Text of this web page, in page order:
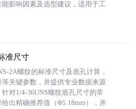
影响因素及选型建议，适用于工
准尺寸
2A螺纹的标准尺寸及底孔计算，
关键参数，并提供专业数据来源
针对1/4-36UNS螺纹底孔尺寸的常
出精确推荐值（Φ5.18mm），并